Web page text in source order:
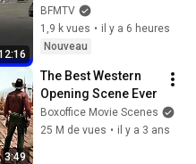
"prêt à prendre des
mesures radicales"
BFMTV
1,9 k vues • il y a 6 heures
Nouveau
3:49
The Best Western
Opening Scene Ever
Boxoffice Movie Scenes
25 M de vues • il y a 3 ans